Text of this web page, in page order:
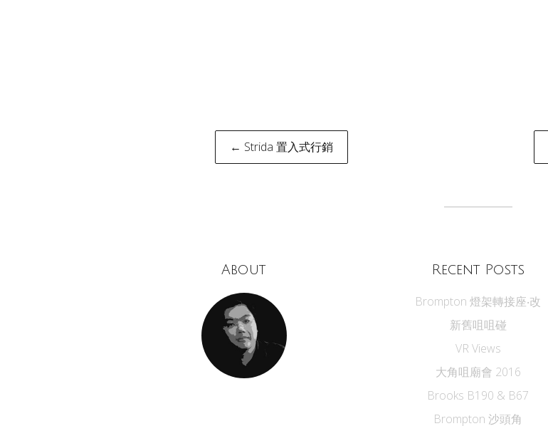
Post
← Strida 置入式行銷
About Recent Posts
Brompton 燈架轉接座‧改
新舊咀咀碰
VR Views
大角咀廟會 2016
Brooks B190 & B67
Brompton 沙頭角